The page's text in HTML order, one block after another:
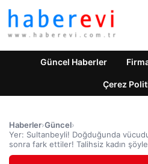
Güncel Haberler
Çerez
Haberler›Güncel›
Yer: Sultanbeyli! Doğduğunda
sonra fark ettiler! Talihsiz kadın